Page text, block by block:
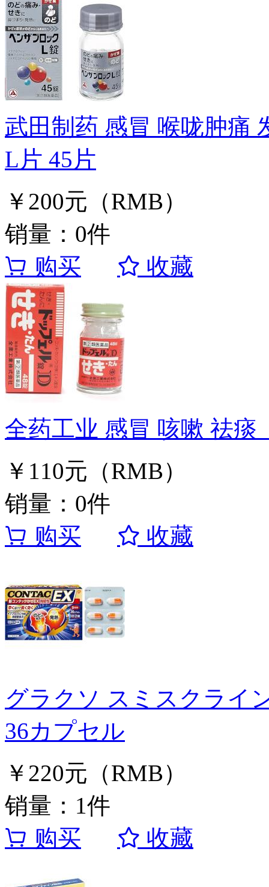
武田制药 感冒 喉咙肿痛
L片 45片
￥200元（RMB）
销量：0件
购买
收藏
全药工业 感冒 咳嗽 祛痰
￥110元（RMB）
销量：0件
购买
收藏
グラクソ スミスクライ
36カプセル
￥220元（RMB）
销量：1件
购买
收藏